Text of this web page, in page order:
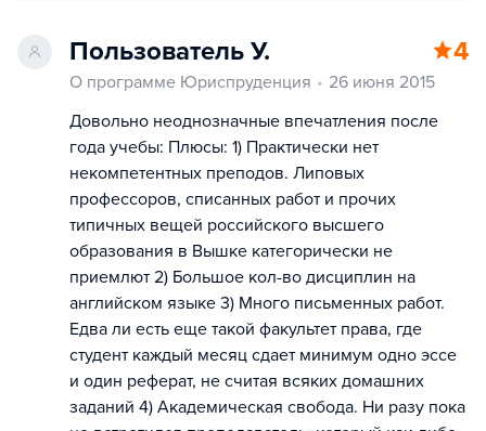
Пользователь У. 4
О программе Юриспруденция
26 июня 2015
Довольно неоднозначные впечатления после
года учебы: Плюсы: 1) Практически нет
некомпетентных преподов. Липовых
профессоров, списанных работ и прочих
типичных вещей российского высшего
образования в Вышке категорически не
приемлют 2) Большое кол-во дисциплин на
английском языке 3) Много письменных работ.
Едва ли есть еще такой факультет права, где
студент каждый месяц сдает минимум одно эссе
и один реферат, не считая всяких домашних
заданий 4) Академическая свобода. Ни разу пока